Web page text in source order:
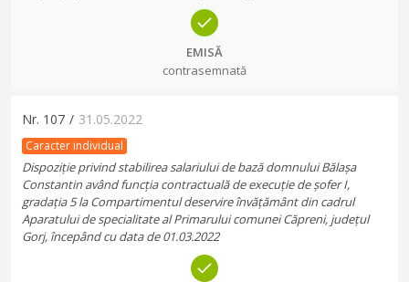
EMISĂ
contrasemnată
Nr. 107 / 31.05.2022
Caracter individual
Dispoziție privind stabilirea salariului de bază domnului Bălașa
Constantin având funcția contractuală de execuție de șofer I,
gradația 5 la Compartimentul deservire învățământ din cadrul
Aparatului de specialitate al Primarului comunei Căpreni, județul
Gorj, începând cu data de 01.03.2022